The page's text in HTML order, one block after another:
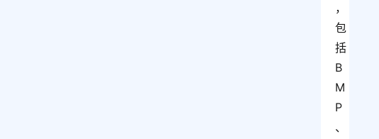
，
包
括
B
M
P
、